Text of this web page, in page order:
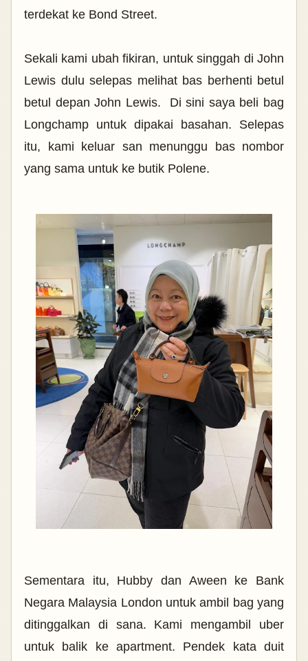
terdekat ke Bond Street.
Sekali kami ubah fikiran, untuk singgah di John
Lewis dulu selepas melihat bas berhenti betul
betul depan John Lewis. Di sini saya beli bag
Longchamp untuk dipakai basahan. Selepas
itu, kami keluar san menunggu bas nombor
yang sama untuk ke butik Polene.
Sementara itu, Hubby dan Aween ke Bank
Negara Malaysia London untuk ambil bag yang
ditinggalkan di sana. Kami mengambil uber
untuk balik ke apartment. Pendek kata duit